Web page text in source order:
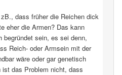
dass früher die Reichen dick
eher die Armen? Das kann
begründet sein, es sei denn,
Reich- oder Armsein mit der
wäre oder gar genetisch
ist das Problem nicht, dass